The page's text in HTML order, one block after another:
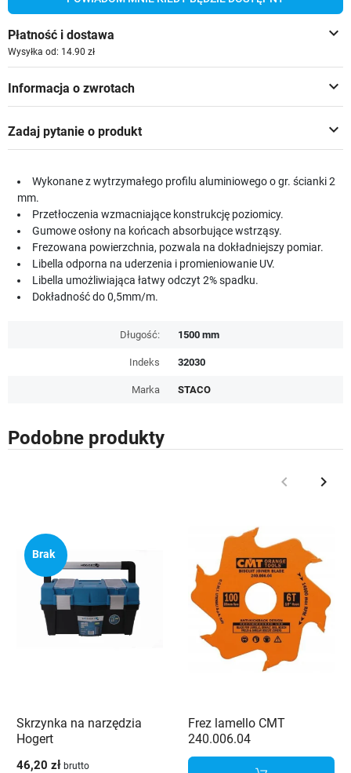
keyboard_arrow_down
Płatność i dostawa
Wysyłka od: 14.90 zł
keyboard_arrow_down
Informacja o zwrotach
keyboard_arrow_down
Zadaj pytanie o produkt
Wykonane z wytrzymałego profilu aluminiowego o gr. ścianki 2
mm.
Przetłoczenia wzmacniające konstrukcję poziomicy.
Gumowe osłony na końcach absorbujące wstrząsy.
Frezowana powierzchnia, pozwala na dokładniejszy pomiar.
Libella odporna na uderzenia i promieniowanie UV.
Libella umożliwiająca łatwy odczyt 2% spadku.
Dokładność do 0,5mm/m.
Długość: 1500 mm
Indeks 32030
Marka STACO
Podobne produkty
Poprzedni
keyboard_arrow_left keyboard_arrow_right
Brak
Skrzynka na narzędzia
Hogert
46,20 zł brutto
Frez lamello CMT
240.006.04